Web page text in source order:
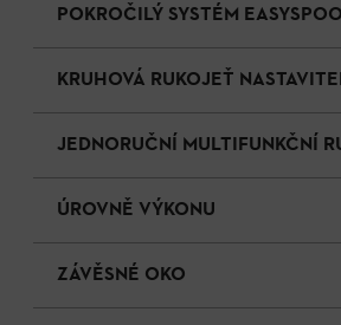
POKROČILÝ SYSTÉM
KRUHOVÁ RUKOJEŤ
JEDNORUČNÍ MULTIFUNKČNÍ
ÚROVNĚ VÝKONU
ZÁVĚSNÉ OKO